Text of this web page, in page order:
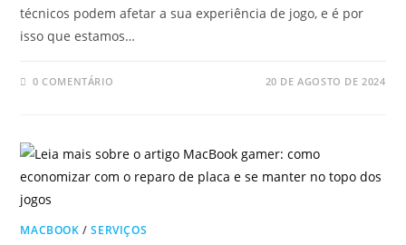
técnicos podem afetar a sua experiência de jogo, e é por
isso que estamos…
0 COMENTÁRIO 20 DE AGOSTO DE 2024
MACBOOK /SERVIÇOS